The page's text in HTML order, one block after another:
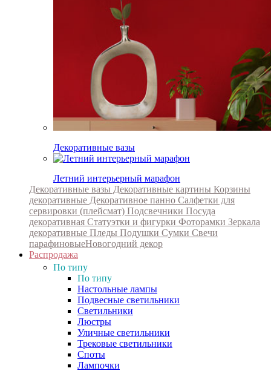
Декоративные вазы
Летний интерьерный марафон
Декоративные вазы Декоративные картины Корзины
декоративные Декоративное панно Салфетки для
сервировки (плейсмат) Подсвечники Посуда
декоративная Статуэтки и фигурки Фоторамки Зеркала
декоративные Пледы Подушки Сумки Свечи
парафиновыеНовогодний декор
Распродажа
По типу
По типу
Настольные лампы
Подвесные светильники
Светильники
Люстры
Уличные светильники
Трековые светильники
Споты
Лампочки